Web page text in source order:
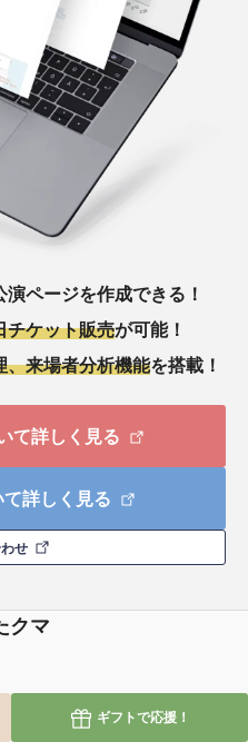
ページを作成できる！
チケット販売が可能！
、来場者分析機能を搭載！
て詳しく見る
詳しく見る
せ
クマ
ギフトで応援！